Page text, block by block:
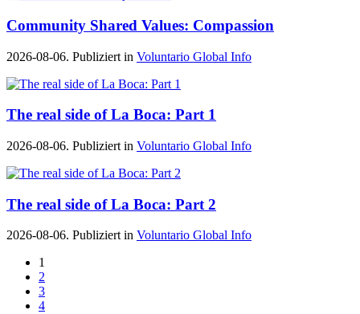
Community Shared Values: Compassion
2026-08-06. Publiziert in Voluntario Global Info
The real side of La Boca: Part 1
2026-08-06. Publiziert in Voluntario Global Info
The real side of La Boca: Part 2
2026-08-06. Publiziert in Voluntario Global Info
1
2
3
4